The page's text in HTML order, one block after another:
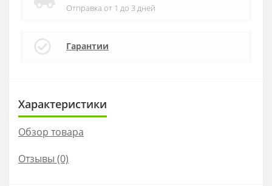
Отправка от 1 до 3 дней
Гарантии
Характеристики
Обзор товара
Отзывы (0)